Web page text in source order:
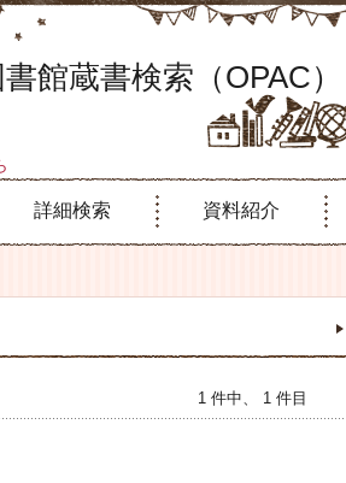
館蔵書検索（OPAC）
詳細検索 資料紹介
1 件中、 1 件目